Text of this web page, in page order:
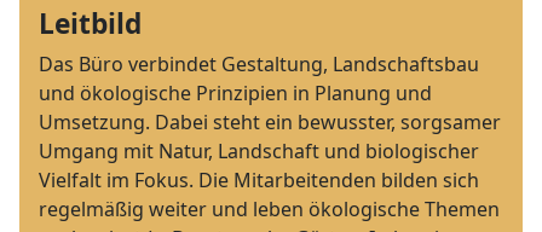
Leitbild
Das Büro verbindet Gestaltung, Landschaftsbau
und ökologische Prinzipien in Planung und
Umsetzung. Dabei steht ein bewusster, sorgsamer
Umgang mit Natur, Landschaft und biologischer
Vielfalt im Fokus. Die Mitarbeitenden bilden sich
regelmäßig weiter und leben ökologische Themen